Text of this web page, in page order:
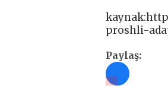
proshli-
Paylaş: